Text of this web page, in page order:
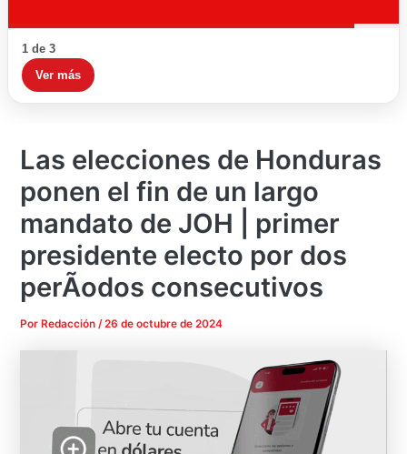
1 de 3
Ver más
Las elecciones de Honduras
ponen el fin de un largo
mandato de JOH | primer
presidente electo por dos
perÃ­odos consecutivos
Por Redacción/26 de octubre de 2024